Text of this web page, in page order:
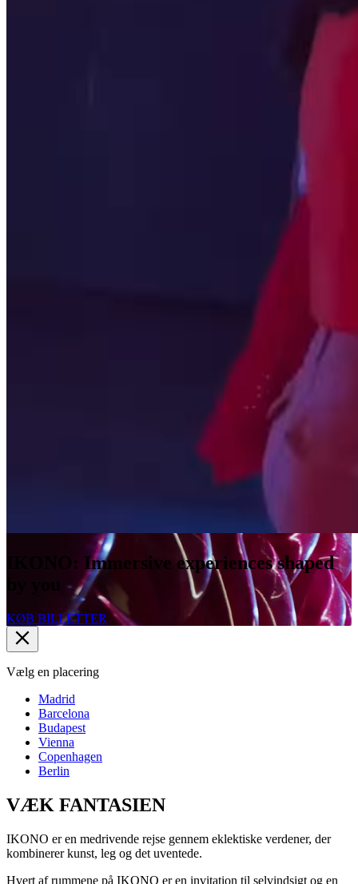
IKONO: Immersive experiences shaped
KØB BILLETTER
Vælg en placering
Madrid
Barcelona
Budapest
Vienna
Copenhagen
Berlin
VÆK FANTASIEN
IKONO er en medrivende rejse gennem eklektiske verdener, der
kombinerer kunst, leg og det uventede.
Hvert af rummene på IKONO er en invitation til selvindsigt og en